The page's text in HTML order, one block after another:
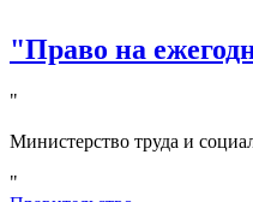
"Право на
"
Министерство труда и
"